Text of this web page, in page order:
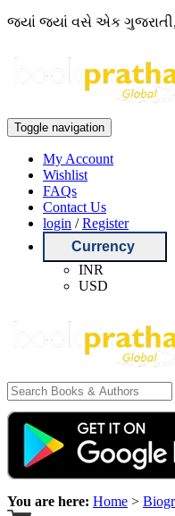
જ્યાં જ્યાં વસે એક ગુજરાતી,
Toggle navigation
My Account
Wishlist
FAQs
Contact Us
login /Register
Currency
INR
USD
You are here: Home >